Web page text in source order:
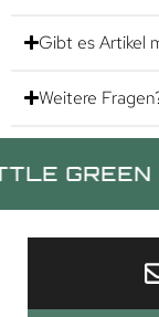
Gibt es Artikel
Weitere
MEN.